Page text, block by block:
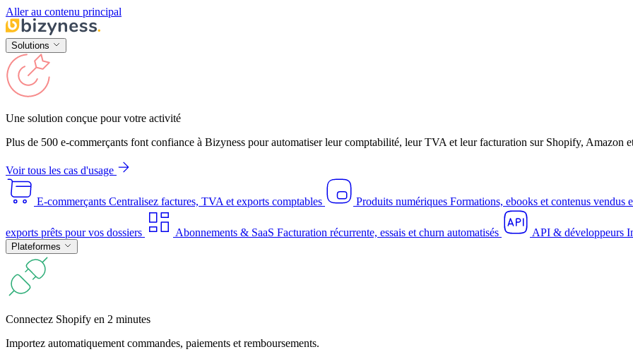
Aller au contenu principal
Solutions
Une solution conçue pour votre activité
Plus de 500 e-commerçants font confiance à Bizyness pour automatiser leur comptabilité, leur TVA et leur facturation sur Shopify, Amazon
Voir tous les cas d'usage
E-commerçants Centralisez factures, TVA et exports comptables Produits numériques Formations, ebooks et contenus vendus
exports prêts pour vos dossiers Abonnements & SaaS Facturation récurrente, essais et churn automatisés API & développeurs
Plateformes
Connectez Shopify en 2 minutes
Importez automatiquement commandes, paiements et remboursements.